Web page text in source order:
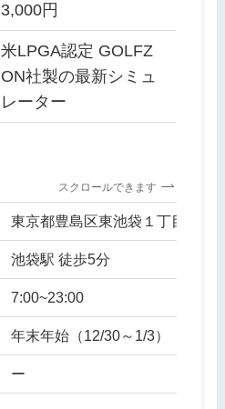
3,000円
米LPGA認定 GOLFZ
ON社製の最新シミュ
レーター
スクロールできます
東京都豊島区東池袋１丁目２１
池袋駅 徒歩5分
7:00~23:00
年末年始（12/30～1/3）
ー